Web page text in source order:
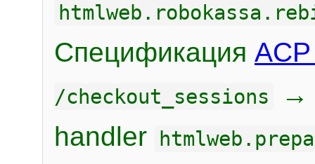
Спецификация
/checkout_sessions
handler